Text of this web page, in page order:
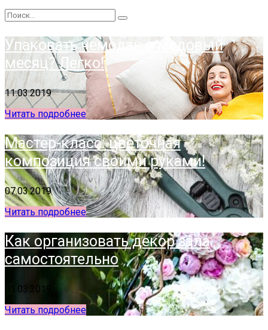
Упаковать чемодан в медовый
месяц? Легко!
11.03.2019
Читать подробнее
Мастер-класс: цветочная
композиция своими руками!
07.03.2019
Читать подробнее
Как организовать декор зала
самостоятельно
01.03.2019
Читать подробнее